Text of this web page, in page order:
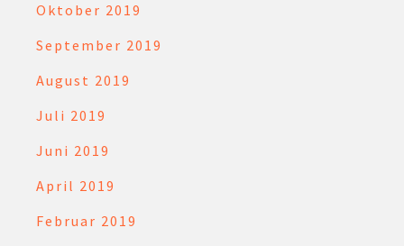
Oktober 2019
September 2019
August 2019
Juli 2019
Juni 2019
April 2019
Februar 2019